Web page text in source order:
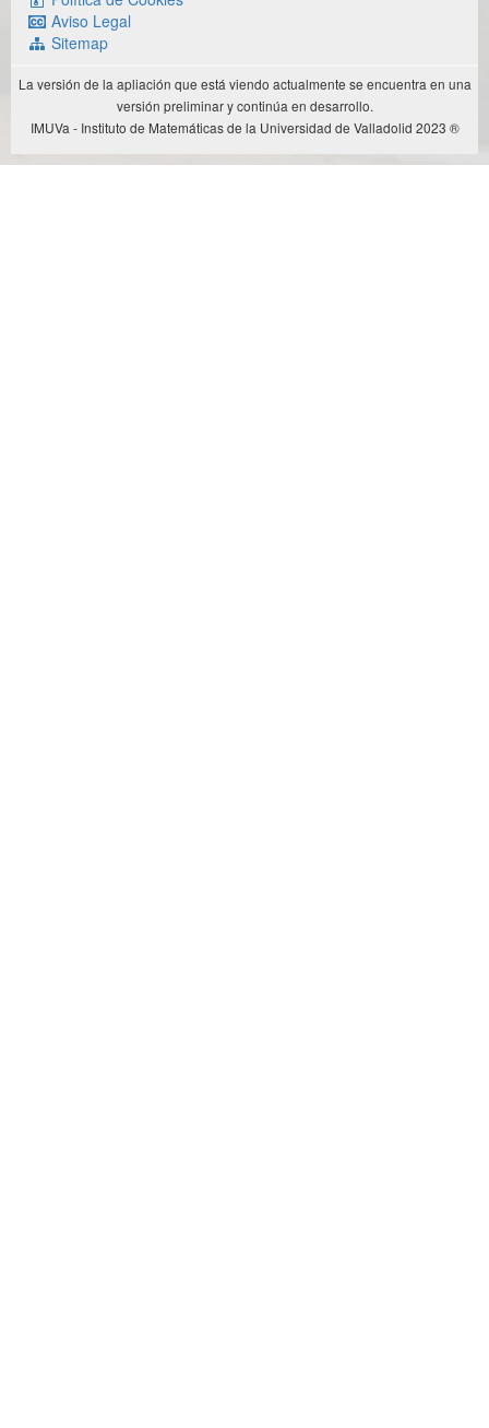
Aviso Legal
Sitemap
La versión de la apliación que está viendo actualmente se encuentra en una
versión preliminar y continúa en desarrollo.
IMUVa - Instituto de Matemáticas de la Universidad de Valladolid 2023 ®